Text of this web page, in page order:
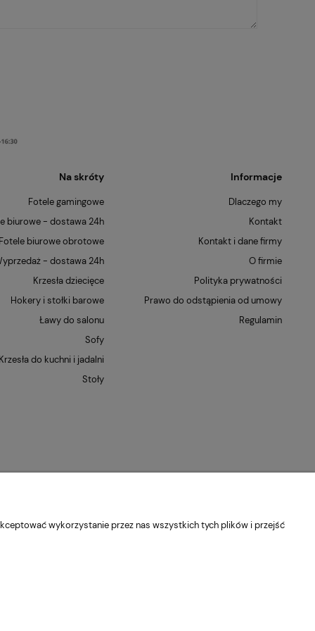
Na skróty
Fotele gamingowe
biurowe - dostawa 24h
Fotele biurowe obrotowe
- dostawa 24h
Krzesła dziecięce
Hokery i stołki barowe
Ławy do salonu
Sofy
Krzesła do kuchni i jadalni
Stoły
Informacje
Dlaczego my
Kontakt
Kontakt i dane firmy
O firmie
Polityka prywatności
Prawo do odstąpienia od umowy
Regulamin
wykorzystanie przez nas wszystkich tych plików i przejść